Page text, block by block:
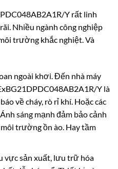
Y rất linh
Nhiều ngành công nghiệp
trường khắc nghiệt. Và
ngoài khơi. Đến nhà máy
Y là
về cháy, rò rỉ khí. Hoặc các
sáng mạnh đảm bảo cảnh
trường ồn ào. Hay tầm
vực sản xuất, lưu trữ hóa